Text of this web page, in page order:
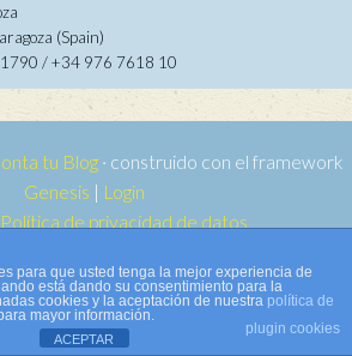
(Spain)
/ +34 976 7618 10
tu Blog· construido con el framework
Genesis | Login
Política de privacidad de datos
WordPress·Log in
para que usted tenga la mejor experiencia de
está dando su consentimiento para la
cookies y la aceptación de nuestra política de
mayor información.
plugin cookies
ACEPTAR